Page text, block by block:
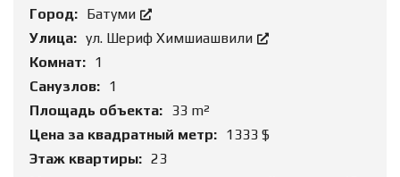
Город: Батуми
Улица: ул. Шериф Химшиашвили
Комнат: 1
Санузлов: 1
Площадь объекта: 33 m²
Цена за квадратный метр: 1333 $
Этаж квартиры: 23